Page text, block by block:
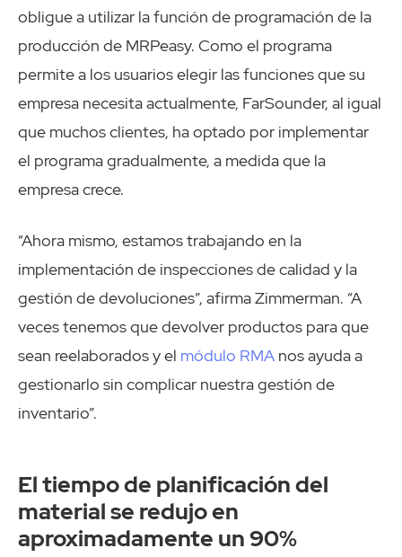
obligue a utilizar la función de programación de la
producción de MRPeasy. Como el programa
permite a los usuarios elegir las funciones que su
empresa necesita actualmente, FarSounder, al igual
que muchos clientes, ha optado por implementar
el programa gradualmente, a medida que la
empresa crece.
“Ahora mismo, estamos trabajando en la
implementación de inspecciones de calidad y la
gestión de devoluciones”, afirma Zimmerman. “A
veces tenemos que devolver productos para que
sean reelaborados y el módulo RMA nos ayuda a
gestionarlo sin complicar nuestra gestión de
inventario”.
El tiempo de planificación del
material se redujo en
aproximadamente un 90%